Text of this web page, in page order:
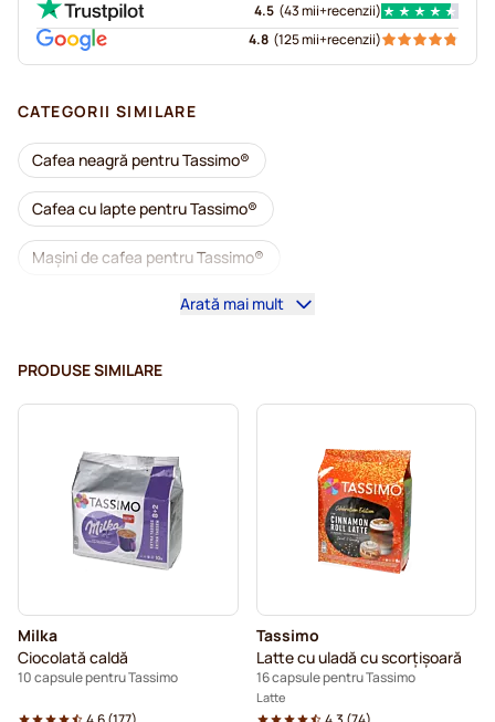
4.5 (43 mii+recenzii)
4.8 (125 mii+recenzii)
CATEGORII SIMILARE
Cafea neagră pentru Tassimo®
Cafea cu lapte pentru Tassimo®
Mașini de cafea pentru Tassimo®
Accesorii pentru Tassimo®
Suplimente pentru cafea pentru Tassimo
Detartrare și întreținere pentru Tassimo
Capsule cafea L'OR pentru Tassimo
Capsule cafea Jacobs pentru Tassimo
Capsule cafea Friele pentru Tassimo
Capsule cafea Marcilla pentru Tassimo
Arată mai mult
PRODUSE SIMILARE
Milka
Ciocolată caldă
10 capsule pentru Tassimo
Tassimo
Latte cu uladă cu scorțișoară
16 capsule pentru Tassimo
Latte